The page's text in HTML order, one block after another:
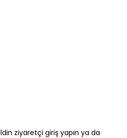
ziyaretçigiriş yapın ya da